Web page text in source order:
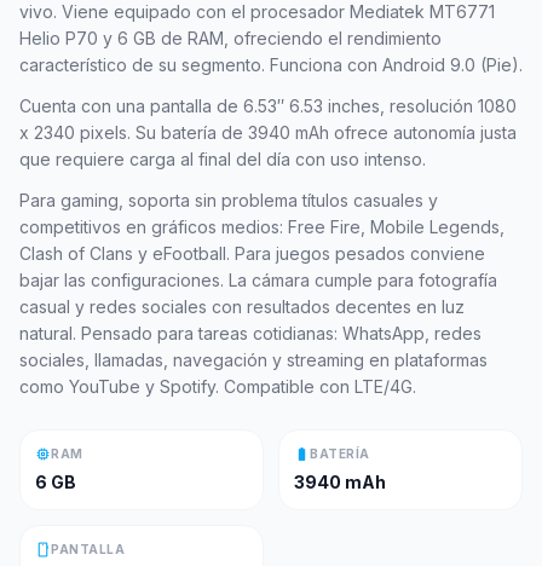
vivo. Viene equipado con el procesador Mediatek MT6771
Helio P70 y 6 GB de RAM, ofreciendo el rendimiento
característico de su segmento. Funciona con Android 9.0 (Pie).
Cuenta con una pantalla de 6.53″ 6.53 inches, resolución 1080
x 2340 pixels. Su batería de 3940 mAh ofrece autonomía justa
que requiere carga al final del día con uso intenso.
Para gaming, soporta sin problema títulos casuales y
competitivos en gráficos medios: Free Fire, Mobile Legends,
Clash of Clans y eFootball. Para juegos pesados conviene
bajar las configuraciones. La cámara cumple para fotografía
casual y redes sociales con resultados decentes en luz
natural. Pensado para tareas cotidianas: WhatsApp, redes
sociales, llamadas, navegación y streaming en plataformas
como YouTube y Spotify. Compatible con LTE/4G.
memoryRAM
6 GB
battery_full BATERÍA
3940 mAh
smartphonePANTALLA